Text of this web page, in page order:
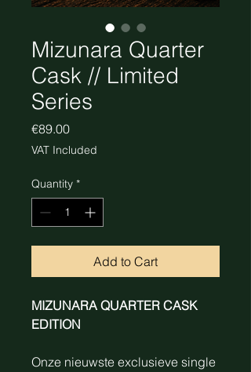
Mizunara Quarter
Cask // Limited
Series
€89.00Price
VAT Included
Quantity *
Add to Cart
MIZUNARA QUARTER CASK
EDITION
Onze nieuwste exclusieve single